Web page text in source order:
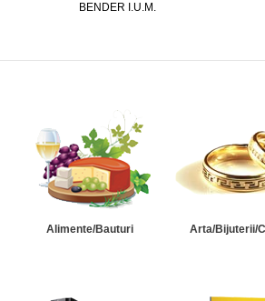
BENDER I.U.M.
Alimente/Bauturi Arta/Bijuterii/